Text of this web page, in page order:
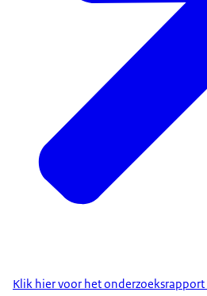
Klik hier voor het